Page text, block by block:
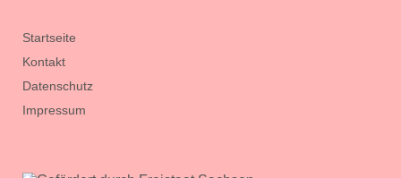
Startseite
Kontakt
Datenschutz
Impressum